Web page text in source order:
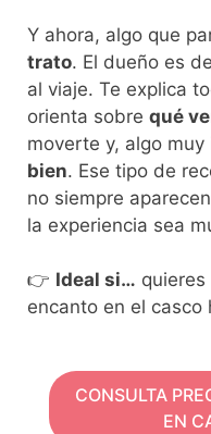
Y ahora, algo que
trato. El dueño es
al viaje. Te explica
orienta sobre qué
moverte y, algo
bien. Ese tipo de
no siempre
la experiencia sea
👉 Ideal si…
encanto en el casco
CONSULTA
EN